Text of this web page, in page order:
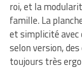
roi, et la
famille. La
et simplicité avec
selon version,
toujours très